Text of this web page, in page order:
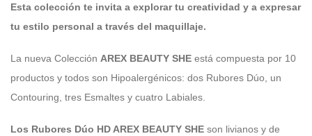
Esta colección te invita a explorar tu creatividad y a expresar
tu estilo personal a través del maquillaje.
La nueva Colección AREX BEAUTY SHE está compuesta por 10
productos y todos son Hipoalergénicos: dos Rubores Dúo, un
Contouring, tres Esmaltes y cuatro Labiales.
Los Rubores Dúo HD AREX BEAUTY SHE son livianos y de